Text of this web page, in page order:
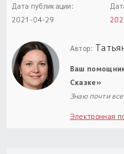
Дата публикации:
2021-04-29
Автор:
Ваш
Сказке»
Знаю почти
Электронная